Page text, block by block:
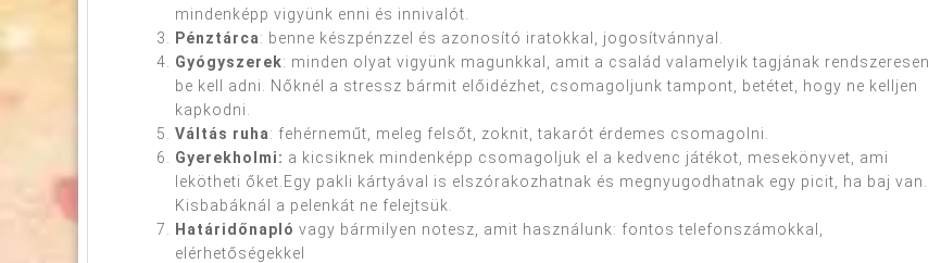
mindenképp vigyünk enni és innivalót.
Pénztárca: benne készpénzzel és azonosító iratokkal, jogosítvánnyal.
Gyógyszerek: minden olyat vigyünk magunkkal, amit a család valamelyik tagjának rendszeresen
be kell adni. Nőknél a stressz bármit előidézhet, csomagoljunk tampont, betétet, hogy ne kelljen
kapkodni.
Váltás ruha: fehérneműt, meleg felsőt, zoknit, takarót érdemes csomagolni.
Gyerekholmi: a kicsiknek mindenképp csomagoljuk el a kedvenc játékot, mesekönyvet, ami
lekötheti őket.Egy pakli kártyával is elszórakozhatnak és megnyugodhatnak egy picit, ha baj van.
Kisbabáknál a pelenkát ne felejtsük.
Határidőnapló vagy bármilyen notesz, amit használunk: fontos telefonszámokkal,
elérhetőségekkel